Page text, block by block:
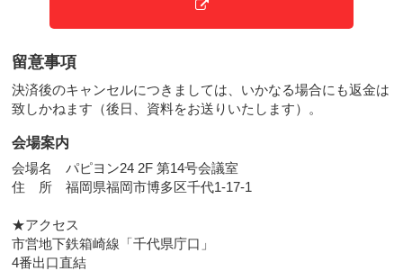
留意事項
決済後のキャンセルにつきましては、いかなる場合にも返金は
致しかねます（後日、資料をお送りいたします）。
会場案内
会場名 パピヨン24 2F 第14号会議室
住 所 福岡県福岡市博多区千代1-17-1
★アクセス
市営地下鉄箱崎線「千代県庁口」
4番出口直結